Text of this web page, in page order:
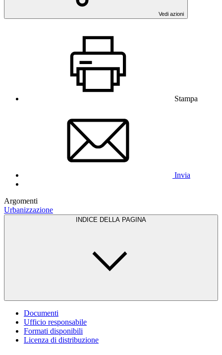
Vedi azioni
Stampa
Invia
Argomenti
Urbanizzazione
INDICE DELLA PAGINA
Documenti
Ufficio responsabile
Formati disponibili
Licenza di distribuzione